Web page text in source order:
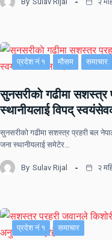
प्रदेश नं १ मौसम समाचार
सुनसरीकाे गढीमा सशस्त्र
स्थानीयलाई विपद्
सुनसरीकाे गढीमा सशस्त्र प्रहरी बल
जना स्थानीयलाई समेटेर…
By Sulav Rijal २
प्रदेश नं १ समाचार